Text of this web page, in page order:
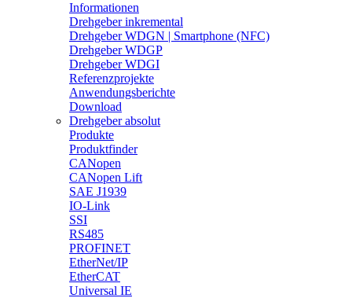
Informationen
Drehgeber inkremental
Drehgeber WDGN | Smartphone (NFC)
Drehgeber WDGP
Drehgeber WDGI
Referenzprojekte
Anwendungsberichte
Download
Drehgeber absolut
Produkte
Produktfinder
CANopen
CANopen Lift
SAE J1939
IO-Link
SSI
RS485
PROFINET
EtherNet/IP
EtherCAT
Universal IE